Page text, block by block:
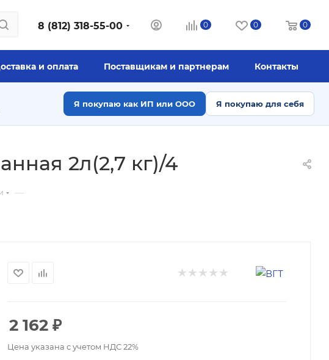
8 (812) 318-55-00 0 0 0
и оплата Поставщикам и партнерам Контакты
Я покупаю как ИП или ООО Я покупаю для себя
2л(2,7 кг)/4
—
2 162 ₽
Цена указана с учетом НДС 22%